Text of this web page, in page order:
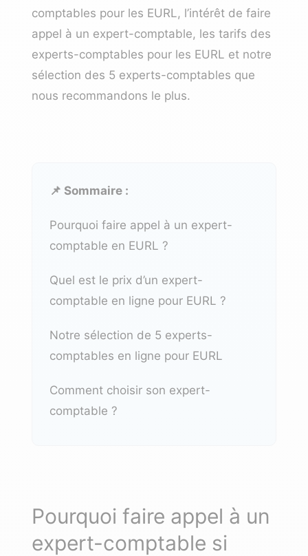
comptables pour les EURL, l’intérêt de faire
appel à un expert-comptable, les tarifs des
experts-comptables pour les EURL et notre
sélection des 5 experts-comptables que
nous recommandons le plus.
📌 Sommaire :
Pourquoi faire appel à un expert-
comptable en EURL ?
Quel est le prix d’un expert-
comptable en ligne pour EURL ?
Notre sélection de 5 experts-
comptables en ligne pour EURL
Comment choisir son expert-
comptable ?
Pourquoi faire appel à un
expert-comptable si